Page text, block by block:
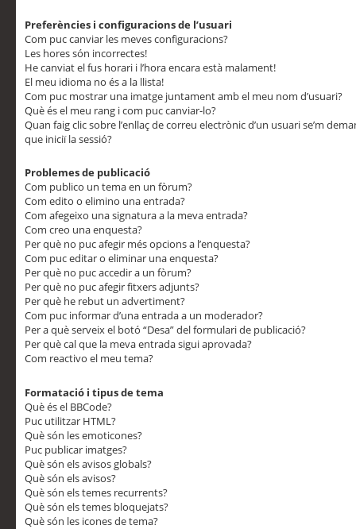
Preferències i configuracions de l’usuari
Com puc canviar les meves configuracions?
Les hores són incorrectes!
He canviat el fus horari i l’hora encara està malament!
El meu idioma no és a la llista!
Com puc mostrar una imatge juntament amb el meu nom d’usuari?
Què és el meu rang i com puc canviar-lo?
Quan faig clic sobre l’enllaç de correu electrònic d’un usuari se’m
que iniciï la sessió?
Problemes de publicació
Com publico un tema en un fòrum?
Com edito o elimino una entrada?
Com afegeixo una signatura a la meva entrada?
Com creo una enquesta?
Per què no puc afegir més opcions a l’enquesta?
Com puc editar o eliminar una enquesta?
Per què no puc accedir a un fòrum?
Per què no puc afegir fitxers adjunts?
Per què he rebut un advertiment?
Com puc informar d’una entrada a un moderador?
Per a què serveix el botó “Desa” del formulari de publicació?
Per què cal que la meva entrada sigui aprovada?
Com reactivo el meu tema?
Formatació i tipus de tema
Què és el BBCode?
Puc utilitzar HTML?
Què són les emoticones?
Puc publicar imatges?
Què són els avisos globals?
Què són els avisos?
Què són els temes recurrents?
Què són els temes bloquejats?
Què són les icones de tema?